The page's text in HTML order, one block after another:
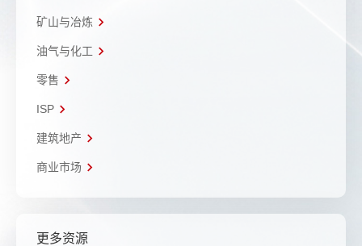
矿山与冶炼
油气与化工
零售
ISP
建筑地产
商业市场
更多资源